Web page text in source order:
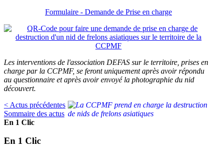
Formulaire - Demande de Prise en charge
Les interventions de l'association DEFAS sur le territoire, prises en
charge par la CCPMF, se feront uniquement après avoir répondu
au questionnaire et après avoir envoyé la photographie du nid
découvert.
< Actus précédentes
Sommaire des actus
En 1 Clic
En 1 Clic